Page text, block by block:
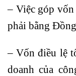
– Việc góp
phải bằng
– Vốn điều lệ
doanh của